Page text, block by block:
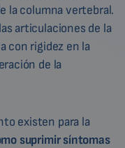
la columna vertebral.
articulaciones de la
con rigidez en la
de la
existen para la
suprimir síntomas